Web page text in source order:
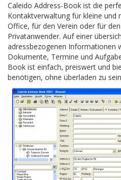
Caleido Address-Book ist die
Kontaktverwaltung für kleine und
Office, für den Verein oder für
Privatanwender. Auf einer
adressbezogenen Informationen
Dokumente, Termine und
Book ist einfach, preiswert und
benötigen, ohne überladen zu